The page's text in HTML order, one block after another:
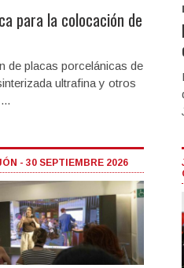
para la colocación de
de placas porcelánicas de
ultrafina y otros
- 30 SEPTIEMBRE 2026